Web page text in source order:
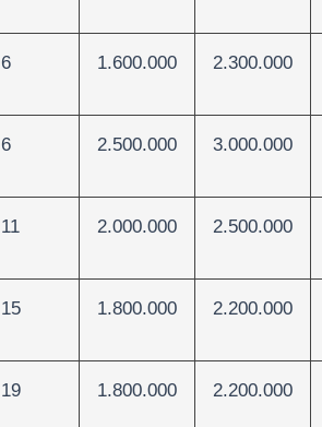
6 1.600.000 2.300.000
6 2.500.000 3.000.000
11 2.000.000 2.500.000
15 1.800.000 2.200.000
19 1.800.000 2.200.000